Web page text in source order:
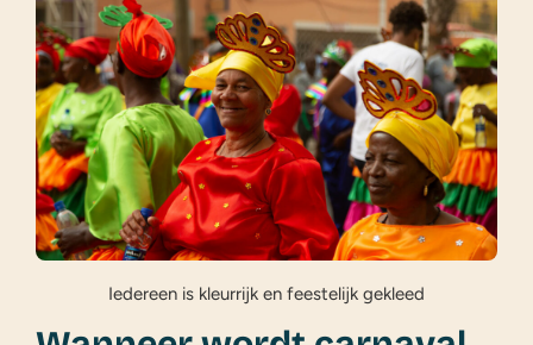
Iedereen is kleurrijk en feestelijk gekleed